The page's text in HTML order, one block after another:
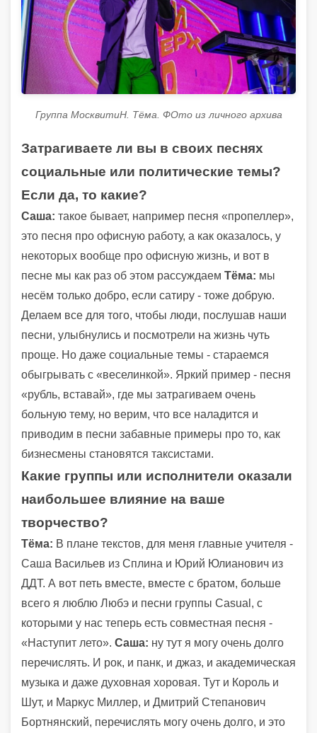
Группа МосквитиН. Тёма. ФОто из личного архива
Затрагиваете ли вы в своих песнях
социальные или политические темы?
Если да, то какие?
Саша: такое бывает, например песня «пропеллер»,
это песня про офисную работу, а как оказалось, у
некоторых вообще про офисную жизнь, и вот в
песне мы как раз об этом рассуждаем Тёма: мы
несём только добро, если сатиру - тоже добрую.
Делаем все для того, чтобы люди, послушав наши
песни, улыбнулись и посмотрели на жизнь чуть
проще. Но даже социальные темы - стараемся
обыгрывать с «веселинкой». Яркий пример - песня
«рубль, вставай», где мы затрагиваем очень
больную тему, но верим, что все наладится и
приводим в песни забавные примеры про то, как
бизнесмены становятся таксистами.
Какие группы или исполнители оказали
наибольшее влияние на ваше
творчество?
Тёма: В плане текстов, для меня главные учителя -
Саша Васильев из Сплина и Юрий Юлианович из
ДДТ. А вот петь вместе, вместе с братом, больше
всего я люблю Любэ и песни группы Casual, с
которыми у нас теперь есть совместная песня -
«Наступит лето». Саша: ну тут я могу очень долго
перечислять. И рок, и панк, и джаз, и академическая
музыка и даже духовная хоровая. Тут и Король и
Шут, и Маркус Миллер, и Дмитрий Степанович
Бортнянский, перечислять могу очень долго, и это